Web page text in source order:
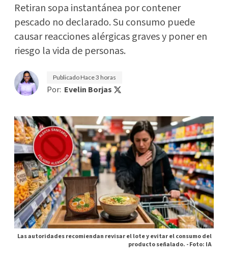
Retiran sopa instantánea por contener
pescado no declarado. Su consumo puede
causar reacciones alérgicas graves y poner en
riesgo la vida de personas.
PublicadoHace 3 horas
Por: Evelin Borjas
Las autoridades recomiendan revisar el lote y evitar el consumo del
producto señalado. -Foto: IA